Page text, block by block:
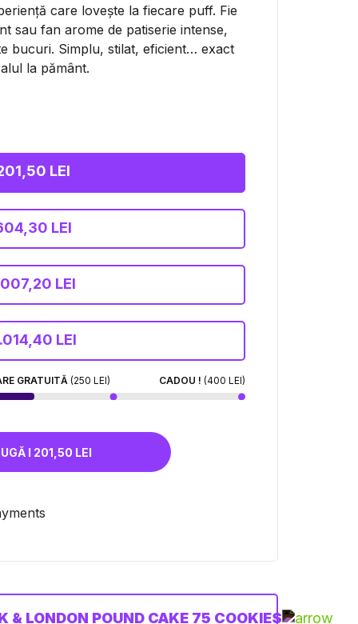
care lovește la fiecare puff. Fie
sau fan arome de patiserie intense,
bucuri. Simplu, stilat, eficient… exact
la pământ.
LEI
LEI
LEI
LEI
GRATUITĂ (250 LEI) CADOU ! (400 LEI)
ADAUGĂ I 201,50 LEI
& LONDON POUND CAKE 75 COOKIES